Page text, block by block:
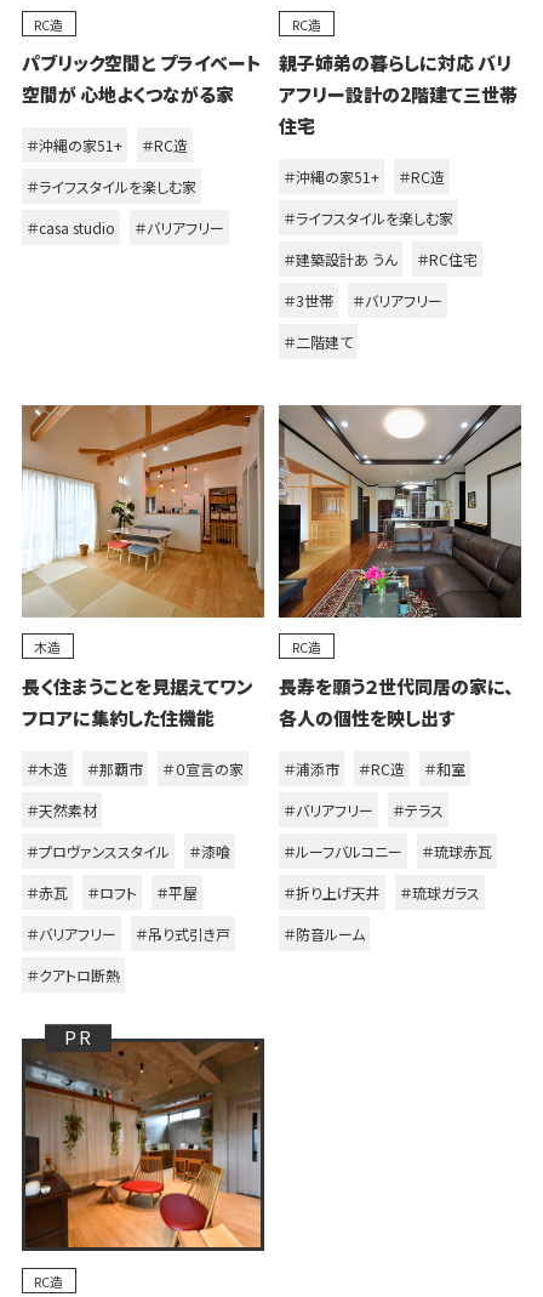
RC造
パブリック空間と プライベート
空間が 心地よくつながる家
＃沖縄の家51+
＃RC造
＃ライフスタイルを楽しむ家
＃casa studio
＃バリアフリー
RC造
親子姉弟の暮らしに対応 バリ
アフリー設計の2階建て三世帯
住宅
＃沖縄の家51+
＃RC造
＃ライフスタイルを楽しむ家
＃建築設計あ うん
＃RC住宅
＃3世帯
＃バリアフリー
＃二階建て
木造
長く住まうことを見据えてワン
フロアに集約した住機能
＃木造 ＃那覇市
＃０宣言の家
＃天然素材
＃プロヴァンススタイル
＃漆喰
＃赤瓦
＃ロフト
＃平屋
＃バリアフリー
＃吊り式引き戸
＃クアトロ断熱
RC造
長寿を願う２世代同居の家に、
各人の個性を映し出す
＃浦添市 ＃RC造
＃和室
＃バリアフリー
＃テラス
＃ルーフバルコニー
＃琉球赤瓦
＃折り上げ天井
＃琉球ガラス
＃防音ルーム
RC造